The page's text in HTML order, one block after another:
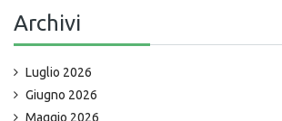
Archivi
Luglio 2026
Giugno 2026
Maggio 2026